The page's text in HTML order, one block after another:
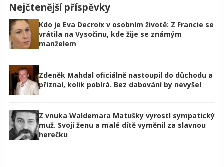
Nejčtenější příspěvky
Kdo je Eva Decroix v osobním životě: Z Francie se
vrátila na Vysočinu, kde žije se známým
manželem
Zdeněk Mahdal oficiálně nastoupil do důchodu a
přiznal, kolik pobírá. Bez dabování by nevyšel
Z vnuka Waldemara Matušky vyrostl sympatický
muž. Svoji ženu a malé dítě vyměnil za slavnou
herečku